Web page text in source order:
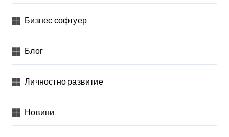
Бизнес софтуер
Блог
Личностно развитие
Новини